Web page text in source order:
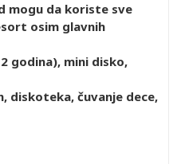
mogu da koriste sve
osim glavnih
godina), mini disko,
diskoteka, čuvanje dece,